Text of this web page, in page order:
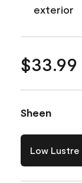
exterior
$33.99
Sheen
Low Lustre